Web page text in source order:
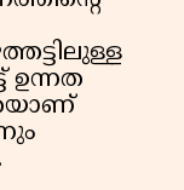
ഉന്നത